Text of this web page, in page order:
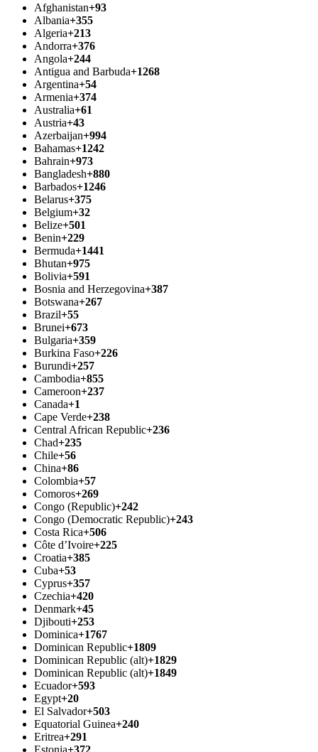
Afghanistan+93
Albania+355
Algeria+213
Andorra+376
Angola+244
Antigua and Barbuda+1268
Argentina+54
Armenia+374
Australia+61
Austria+43
Azerbaijan+994
Bahamas+1242
Bahrain+973
Bangladesh+880
Barbados+1246
Belarus+375
Belgium+32
Belize+501
Benin+229
Bermuda+1441
Bhutan+975
Bolivia+591
Bosnia and Herzegovina+387
Botswana+267
Brazil+55
Brunei+673
Bulgaria+359
Burkina Faso+226
Burundi+257
Cambodia+855
Cameroon+237
Canada+1
Cape Verde+238
Central African Republic+236
Chad+235
Chile+56
China+86
Colombia+57
Comoros+269
Congo (Republic)+242
Congo (Democratic Republic)+243
Costa Rica+506
Côte d’Ivoire+225
Croatia+385
Cuba+53
Cyprus+357
Czechia+420
Denmark+45
Djibouti+253
Dominica+1767
Dominican Republic+1809
Dominican Republic (alt)+1829
Dominican Republic (alt)+1849
Ecuador+593
Egypt+20
El Salvador+503
Equatorial Guinea+240
Eritrea+291
Estonia+372